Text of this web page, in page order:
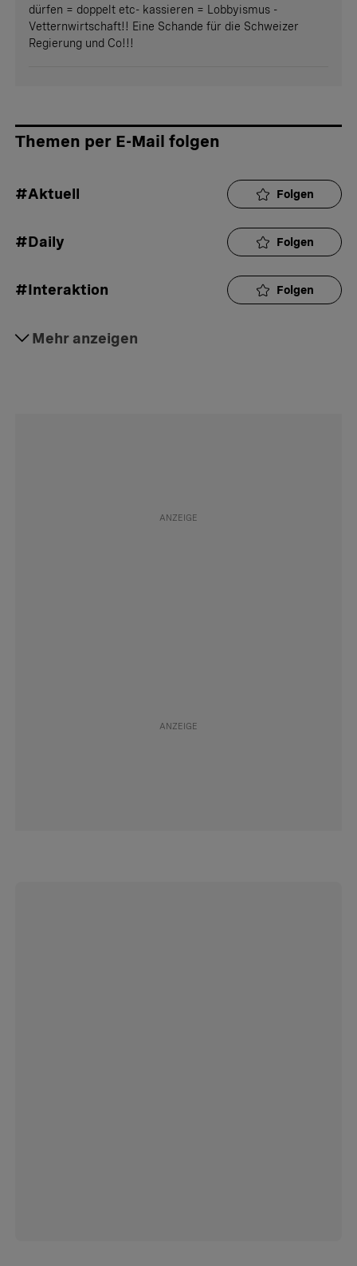
dürfen = doppelt etc- kassieren = Lobbyismus -
Vetternwirtschaft!! Eine Schande für die Schweizer
Regierung und Co!!!
Themen per E-Mail folgen
#Aktuell Folgen
#Daily Folgen
#Interaktion Folgen
Mehr anzeigen
#Missstände